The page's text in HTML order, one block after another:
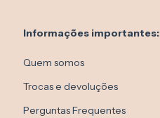
Informações importantes:
Quem somos
Trocas e devoluções
Perguntas Frequentes